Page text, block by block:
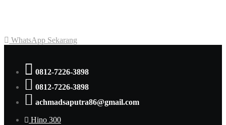
WhatsApp Sekarang
0812-7226-3898
0812-7226-3898
achmadsaputra86@gmail.com
Hino 300